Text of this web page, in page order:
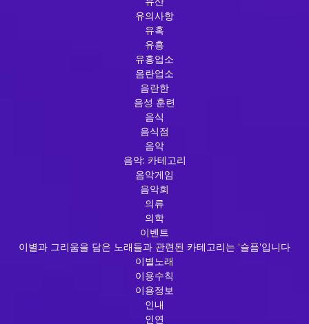
유의사항
유혹
유흥
유흥업소
음란업소
음란한
음성 훈련
음식
음식점
음악
음악: 카테고리
음악게임
음악회
의류
의학
이벤트
이별과 그리움을 담은 노래들과 관련된 카테고리는 '슬픔'입니다
이별노래
이용수칙
이용정보
인내
인연